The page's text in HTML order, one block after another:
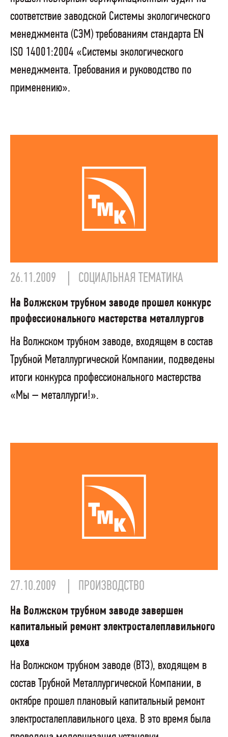
соответствие заводской Системы экологического
менеджмента (СЭМ) требованиям стандарта EN
ISO 14001:2004 «Системы экологического
менеджмента. Требования и руководство по
применению».
26.11.2009 СОЦИАЛЬНАЯ ТЕМАТИКА
На Волжском трубном заводе прошел конкурс
профессионального мастерства металлургов
На Волжском трубном заводе, входящем в состав
Трубной Металлургической Компании, подведены
итоги конкурса профессионального мастерства
«Мы – металлурги!».
27.10.2009 ПРОИЗВОДСТВО
На Волжском трубном заводе завершен
капитальный ремонт электросталеплавильного
цеха
На Волжском трубном заводе (ВТЗ), входящем в
состав Трубной Металлургической Компании, в
октябре прошел плановый капитальный ремонт
электросталеплавильного цеха. В это время была